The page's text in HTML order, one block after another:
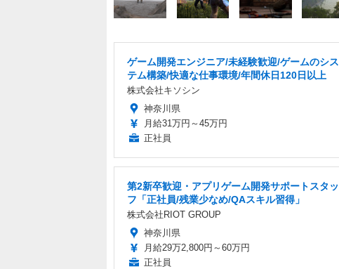
ゲーム開発エンジニア/未経験歓迎/ゲームのシス
テム構築/快適な仕事環境/年間休日120日以上
株式会社キソシン
神奈川県
月給31万円～45万円
正社員
第2新卒歓迎・アプリゲーム開発サポートスタッ
フ「正社員/残業少なめ/QAスキル習得」
株式会社RIOT GROUP
神奈川県
月給29万2,800円～60万円
正社員